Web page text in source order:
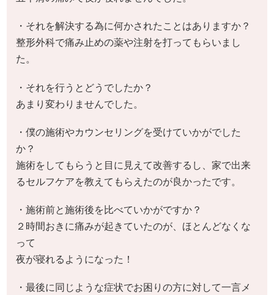
・それを解決する為に何かされたことはありますか？
整形外科で痛み止めの薬や注射を打ってもらいまし
た。
・それを行うとどうでしたか？
あまり変わりませんでした。
・僕の施術やカウンセリングを受けていかがでした
か？
施術をしてもらうと目に見えて改善するし、家で出来
るセルフケアを教えてもらえたのが良かったです。
・施術前と施術後を比べていかがですか？
２時間おきに痛みが起きていたのが、ほとんどなくな
って
夜が寝れるようになった！
・最後に同じような症状でお困りの方に対して一言メ